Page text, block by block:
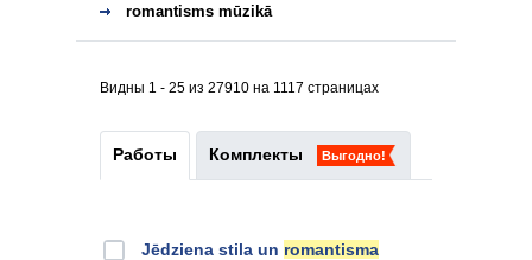
romantisms mūzikā
Видны 1 - 25 из 27910 на 1117 страницах
Работы Комплекты Выгодно!
Jēdziena stila un romantisma